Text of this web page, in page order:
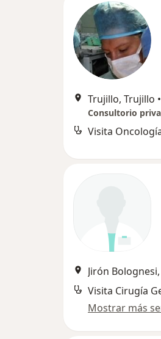
Trujillo, Trujillo •
Consultorio
Visita
Jirón
Visita Cirugía
Mostrar más